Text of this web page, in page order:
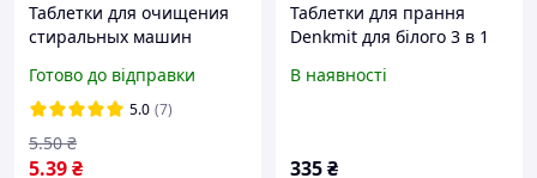
Таблетки для очищения
стиральных машин
поштучно от 10 шт.
Готово до відправки
5.0 (7)
5.39₴
5.50 ₴
Таблетки для прання
Denkmit для білого 3 в 1
В наявності
335₴